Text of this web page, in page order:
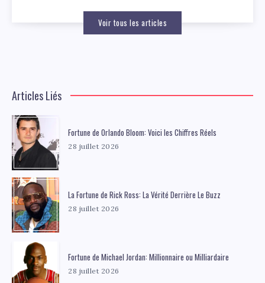
Voir tous les articles
Articles Liés
Fortune de Orlando Bloom: Voici les Chiffres Réels
28 juillet 2026
La Fortune de Rick Ross: La Vérité Derrière Le Buzz
28 juillet 2026
Fortune de Michael Jordan: Millionnaire ou Milliardaire
28 juillet 2026